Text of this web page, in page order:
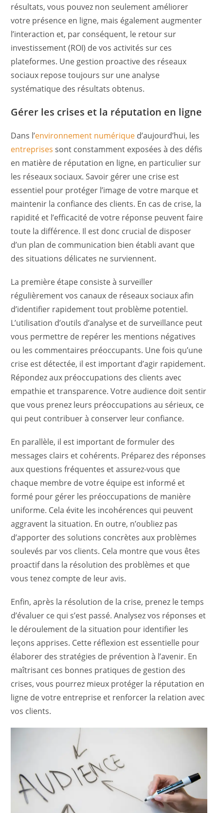
résultats, vous pouvez non seulement améliorer
votre présence en ligne, mais également augmenter
l’interaction et, par conséquent, le retour sur
investissement (ROI) de vos activités sur ces
plateformes. Une gestion proactive des réseaux
sociaux repose toujours sur une analyse
systématique des résultats obtenus.
Gérer les crises et la réputation en ligne
Dans l’environnement numérique d’aujourd’hui, les
entreprises sont constamment exposées à des défis
en matière de réputation en ligne, en particulier sur
les réseaux sociaux. Savoir gérer une crise est
essentiel pour protéger l’image de votre marque et
maintenir la confiance des clients. En cas de crise, la
rapidité et l’efficacité de votre réponse peuvent faire
toute la différence. Il est donc crucial de disposer
d’un plan de communication bien établi avant que
des situations délicates ne surviennent.
La première étape consiste à surveiller
régulièrement vos canaux de réseaux sociaux afin
d’identifier rapidement tout problème potentiel.
L’utilisation d’outils d’analyse et de surveillance peut
vous permettre de repérer les mentions négatives
ou les commentaires préoccupants. Une fois qu’une
crise est détectée, il est important d’agir rapidement.
Répondez aux préoccupations des clients avec
empathie et transparence. Votre audience doit sentir
que vous prenez leurs préoccupations au sérieux, ce
qui peut contribuer à conserver leur confiance.
En parallèle, il est important de formuler des
messages clairs et cohérents. Préparez des réponses
aux questions fréquentes et assurez-vous que
chaque membre de votre équipe est informé et
formé pour gérer les préoccupations de manière
uniforme. Cela évite les incohérences qui peuvent
aggravent la situation. En outre, n’oubliez pas
d’apporter des solutions concrètes aux problèmes
soulevés par vos clients. Cela montre que vous êtes
proactif dans la résolution des problèmes et que
vous tenez compte de leur avis.
Enfin, après la résolution de la crise, prenez le temps
d’évaluer ce qui s’est passé. Analysez vos réponses et
le déroulement de la situation pour identifier les
leçons apprises. Cette réflexion est essentielle pour
élaborer des stratégies de prévention à l’avenir. En
maîtrisant ces bonnes pratiques de gestion des
crises, vous pourrez mieux protéger la réputation en
ligne de votre entreprise et renforcer la relation avec
vos clients.